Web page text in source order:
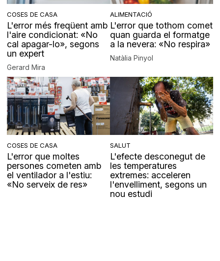
COSES DE CASA
L'error més freqüent amb
l'aire condicionat: «No
cal apagar-lo», segons
un expert
Gerard Mira
ALIMENTACIÓ
L'error que tothom comet
quan guarda el formatge
a la nevera: «No respira»
Natàlia Pinyol
COSES DE CASA
L'error que moltes
persones cometen amb
el ventilador a l'estiu:
«No serveix de res»
SALUT
L'efecte desconegut de
les temperatures
extremes: acceleren
l'envelliment, segons un
nou estudi